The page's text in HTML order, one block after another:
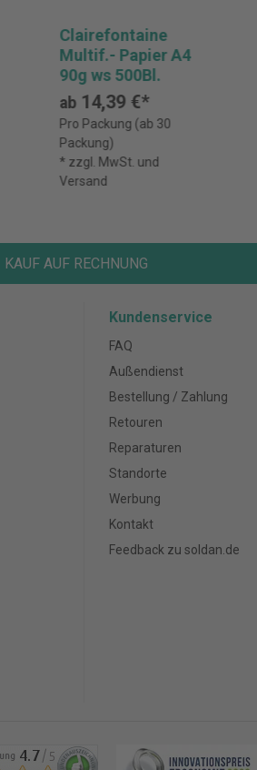
Clairefontaine
Multif.- Papier A4
90g ws 500Bl.
ab 14,39 €*
Pro Packung (ab 30
Packung)
* zzgl. MwSt. und
Versand
KAUF AUF RECHNUNG
Kundenservice
FAQ
Außendienst
Bestellung / Zahlung
Retouren
Reparaturen
Standorte
Werbung
Kontakt
Feedback zu soldan.de